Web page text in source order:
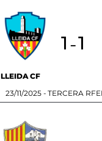
LLEIDA CF
1-1
23/11/2025 - TERCERA